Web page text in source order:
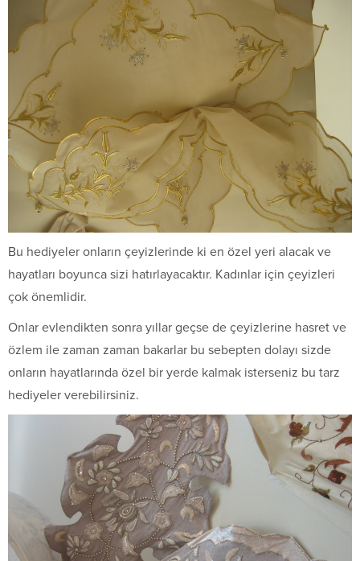
Bu hediyeler onların çeyizlerinde ki en özel yeri alacak ve
hayatları boyunca sizi hatırlayacaktır. Kadınlar için çeyizleri
çok önemlidir.
Onlar evlendikten sonra yıllar geçse de çeyizlerine hasret ve
özlem ile zaman zaman bakarlar bu sebepten dolayı sizde
onların hayatlarında özel bir yerde kalmak isterseniz bu tarz
hediyeler verebilirsiniz.